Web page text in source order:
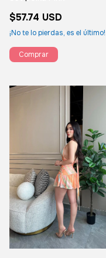
$57.74 USD
¡No te lo pierdas, es el último!
Comprar